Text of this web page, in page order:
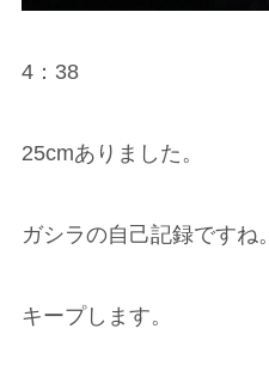
4：38
25cmありました。
ガシラの自己記録ですね。
キープします。